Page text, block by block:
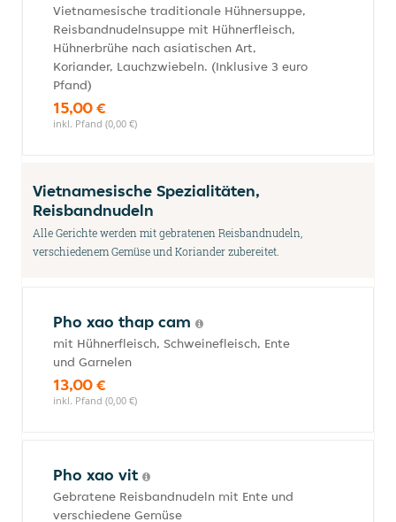
Vietnamesische traditionale Hühnersuppe,
Reisbandnudelnsuppe mit Hühnerfleisch,
Hühnerbrühe nach asiatischen Art,
Koriander, Lauchzwiebeln. (Inklusive 3 euro
Pfand)
15,00 €
inkl. Pfand (0,00 €)
Vietnamesische Spezialitäten,
Reisbandnudeln
Alle Gerichte werden mit gebratenen Reisbandnudeln,
verschiedenem Gemüse und Koriander zubereitet.
Pho xao thap cam
mit Hühnerfleisch, Schweinefleisch, Ente
und Garnelen
13,00 €
inkl. Pfand (0,00 €)
Pho xao vit
Gebratene Reisbandnudeln mit Ente und
verschiedene Gemüse